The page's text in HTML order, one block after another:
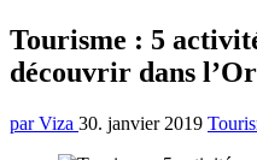
Menu
Tourisme : 5
découvrir dans
par Viza 30. janvier 2019